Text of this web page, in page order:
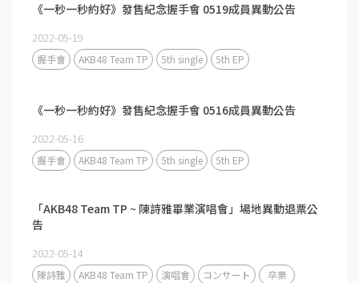
《一秒一秒約好》發售紀念握手會 0519成員異動公告
2022-05-19
握手會 AKB48 Team TP 5th single 5th EP
《一秒一秒約好》發售紀念握手會 0516成員異動公告
2022-05-16
握手會 AKB48 Team TP 5th single 5th EP
「AKB48 Team TP ~ 陳詩雅畢業演唱會」場地異動退票公
告
2022-05-14
陳詩雅 AKB48 Team TP 演唱會 コンサート
卒業